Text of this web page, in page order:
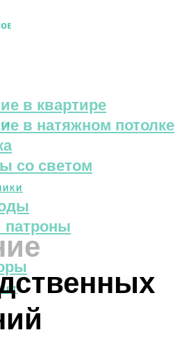
в квартире
в натяжном потолке
со светом
патроны